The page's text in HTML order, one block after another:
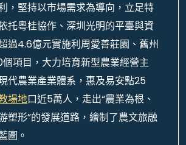
，堅持以市場需求為導向，立足特
托粵桂協作、深圳光明的平臺與資
過4.6億元實施利周愛善莊園、舊州
個項目，大力培育新型農業經營主
代農業產業體系，惠及易安點25
場地口近5萬人，走出“農業為根、
塑形”的發展道路，繪制了農文旅融
圖。